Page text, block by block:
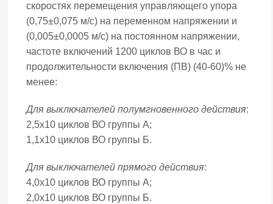
скоростях перемещения управляющего упора
(0,75±0,075 м/с) на переменном напряжении и
(0,005±0,0005 м/с) на постоянном напряжении,
частоте включений 1200 циклов ВО в час и
продолжительности включения (ПВ) (40-60)% не
менее:
Для выключателей полумгновенного действия:
2,5х10 циклов ВО группы А;
1,1х10 циклов ВО группы Б.
Для выключателей прямого действия:
4,0х10 циклов ВО группы А;
2,0х10 циклов ВО группы Б.